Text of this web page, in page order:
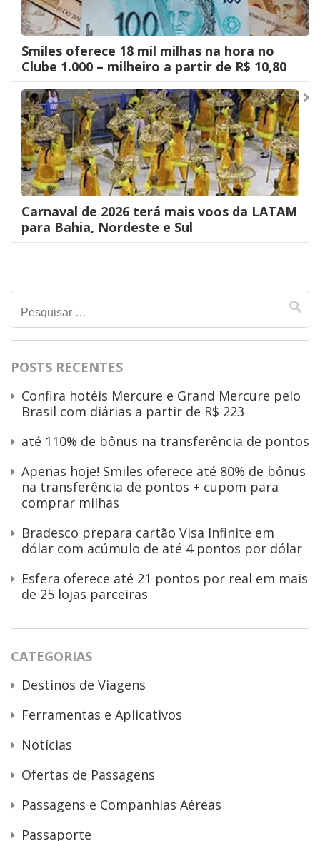
Smiles oferece 18 mil milhas na hora no
Clube 1.000 – milheiro a partir de R$ 10,80
Carnaval de 2026 terá mais voos da LATAM
para Bahia, Nordeste e Sul
Pesquisar
por:
POSTS RECENTES
Confira hotéis Mercure e Grand Mercure pelo
Brasil com diárias a partir de R$ 223
até 110% de bônus na transferência de pontos
Apenas hoje! Smiles oferece até 80% de bônus
na transferência de pontos + cupom para
comprar milhas
Bradesco prepara cartão Visa Infinite em
dólar com acúmulo de até 4 pontos por dólar
Esfera oferece até 21 pontos por real em mais
de 25 lojas parceiras
CATEGORIAS
Destinos de Viagens
Ferramentas e Aplicativos
Notícias
Ofertas de Passagens
Passagens e Companhias Aéreas
Passaporte